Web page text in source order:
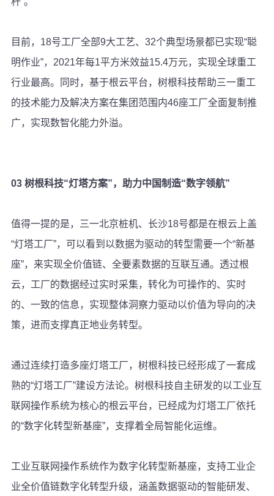
目前，18号工厂全部9大工艺、32个典型场景都已实现“聪
明作业”，2021年每1平方米效益15.4万元，实现全球重工
行业最高。同时，基于根云平台，树根科技帮助三一重工
的技术能力及解决方案在集团范围内46座工厂全面复制推
广，实现数智化能力外溢。
03 树根科技“灯塔方案”，助力中国制造“数字领航”
值得一提的是，三一北京桩机、长沙18号都是在根云上盖
“灯塔工厂”，可以看到以数据为驱动的转型需要一个“新基
座”，来实现全价值链、全要素数据的互联互通。透过根
云，工厂的数据经过实时采集，转化为可操作的、实时
的、一致的信息，实现整体洞察力驱动以价值为导向的决
策，进而支撑真正地业务转型。
通过连续打造多座灯塔工厂，树根科技已经形成了一套成
熟的“灯塔工厂”建设方法论。树根科技自主研发的以工业互
联网操作系统为核心的根云平台，已经成为灯塔工厂依托
的“数字化转型新基座”，支撑着全局智能化运维。
工业互联网操作系统作为数字化转型新基座，支持工业企
业全价值链数字化转型升级，涵盖数据驱动的智能研发、